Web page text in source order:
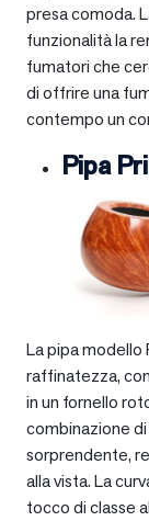
presa comoda.
funzionalità la
fumatori che
di offrire una
contempo un
Pipa
La pipa modello
raffinatezza,
in un fornello
combinazione
sorprendente,
alla vista. La
tocco di classe